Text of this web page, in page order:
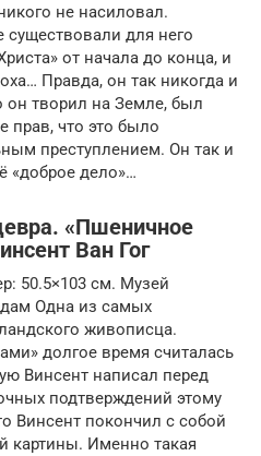
не насиловал.
для него
от начала до конца, и
Правда, он так никогда и
он творил на Земле, был
прав, что это было
преступлением. Он так и
«доброе дело»…
«Пшеничное
Ван Гог
50.5×103 см. Музей
Одна из самых
живописца.
долгое время считалась
Винсент написал перед
подтверждений этому
Винсент покончил с собой
картины. Именно такая